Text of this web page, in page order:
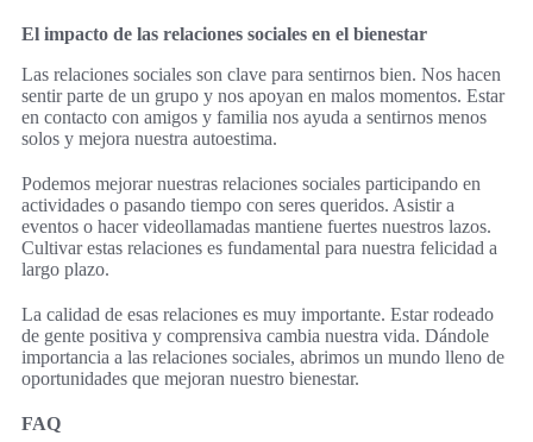
El impacto de las relaciones sociales en el bienestar
Las relaciones sociales son clave para sentirnos bien. Nos hacen
sentir parte de un grupo y nos apoyan en malos momentos. Estar
en contacto con amigos y familia nos ayuda a sentirnos menos
solos y mejora nuestra autoestima.
Podemos mejorar nuestras relaciones sociales participando en
actividades o pasando tiempo con seres queridos. Asistir a
eventos o hacer videollamadas mantiene fuertes nuestros lazos.
Cultivar estas relaciones es fundamental para nuestra felicidad a
largo plazo.
La calidad de esas relaciones es muy importante. Estar rodeado
de gente positiva y comprensiva cambia nuestra vida. Dándole
importancia a las relaciones sociales, abrimos un mundo lleno de
oportunidades que mejoran nuestro bienestar.
FAQ